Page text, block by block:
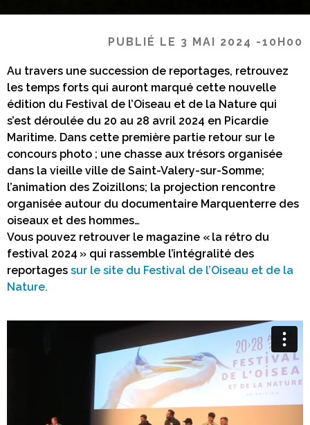
PUBLIÉ LE 3 MAI 2024 -10H00
Au travers une succession de reportages, retrouvez
les temps forts qui auront marqué cette nouvelle
édition du Festival de l’Oiseau et de la Nature qui
s’est déroulée du 20 au 28 avril 2024 en Picardie
Maritime. Dans cette première partie retour sur le
concours photo ; une chasse aux trésors organisée
dans la vieille ville de Saint-Valery-sur-Somme;
l’animation des Zoizillons; la projection rencontre
organisée autour du documentaire Marquenterre des
oiseaux et des hommes…
Vous pouvez retrouver le magazine « la rétro du
festival 2024 » qui rassemble l’intégralité des
reportages sur le site du Festival de l’Oiseau et de la
Nature.